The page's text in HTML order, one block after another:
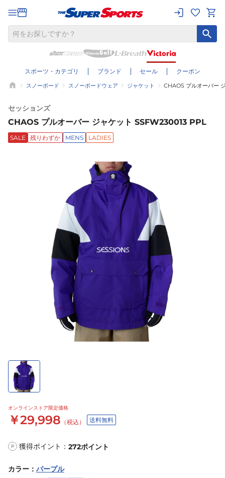
スポーツ・カテゴリ ブランド セール クーポン
スノーボード スノーボードウェア ジャケット CHAOS プルオーバー
セッションズ
CHAOS プルオーバー ジャケット SSFW230013 PPL
SALE 残りわずか MENS LADIES
オンラインストア限定価格
￥29,998 （税込） 送料無料
P 獲得ポイント： 272ポイント
カラー ： パープル